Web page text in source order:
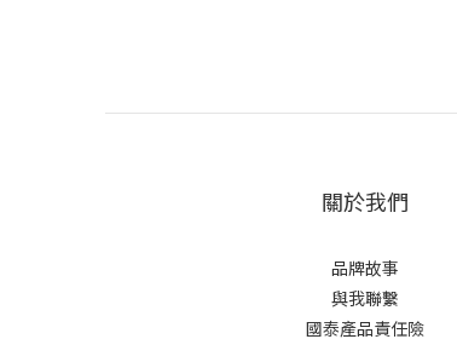
關於我們
品牌故事
與我聯繫
國泰產品責任險